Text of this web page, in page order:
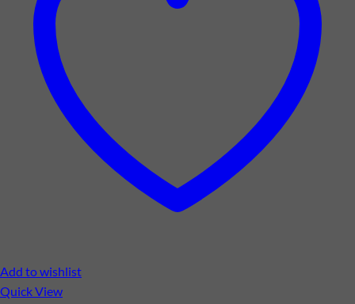
Add to wishlist
Quick View